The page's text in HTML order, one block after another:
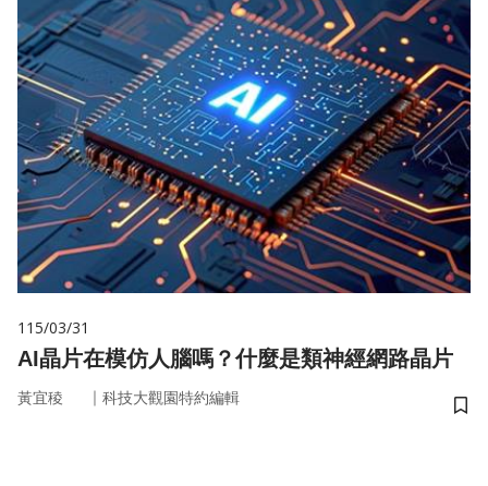
115/03/31
AI晶片在模仿人腦嗎？什麼是類神經網路晶片
黃宜稜 ｜ 科技大觀園特約編輯
儲